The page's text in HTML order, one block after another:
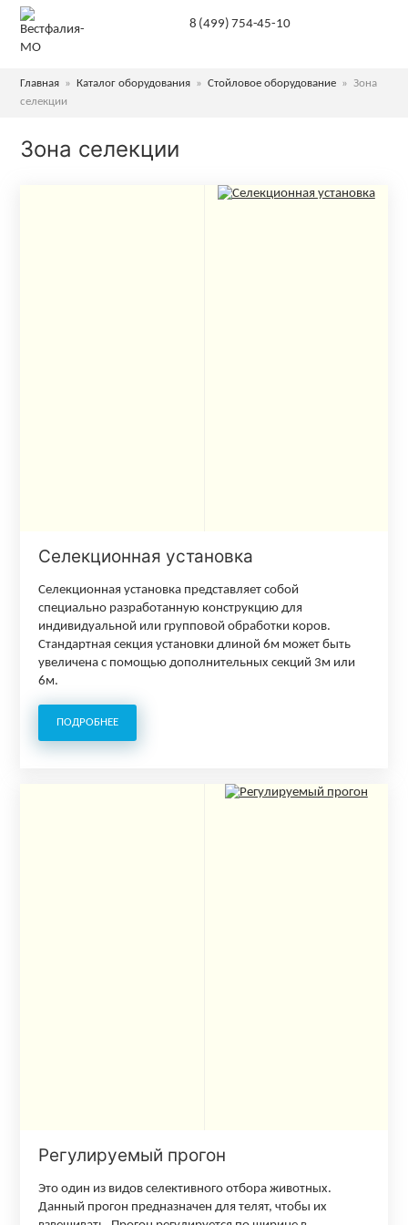
8 (499) 754-45-10
Главная » Каталог оборудования » Стойловое оборудование » Зона
селекции
Зона селекции
Селекционная установка
Селекционная установка представляет собой
специально разработанную конструкцию для
индивидуальной или групповой обработки коров.
Стандартная секция установки длиной 6м может быть
увеличена с помощью дополнительных секций 3м или
6м.
ПОДРОБНЕЕ
Регулируемый прогон
Это один из видов селективного отбора животных.
Данный прогон предназначен для телят, чтобы их